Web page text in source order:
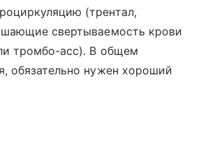
(трентал,
свертываемость крови
тромбо-асс). В общем
обязательно нужен хороший